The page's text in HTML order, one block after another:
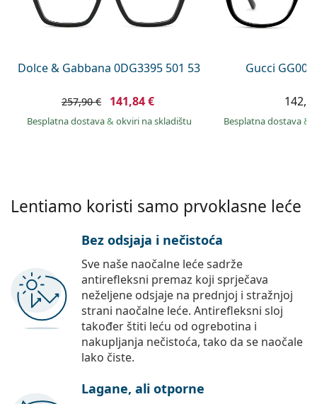
Persol
Sve marke sunčanih naočala
Dolce & Gabbana 0DG3395 501 53
257,90 € 141,84 €
Besplatna dostava& okviri na skladištu
Gucci
Besplatna dostava&
Lentiamo koristi samo prvoklasne leće
Bez odsjaja i nečistoća
Sve naše naočalne leće sadrže
antirefleksni premaz koji sprječava
neželjene odsjaje na prednjoj i stražnjoj
strani naočalne leće. Antirefleksni sloj
također štiti leću od ogrebotina i
nakupljanja nečistoća, tako da se naočale
lako čiste.
Lagane, ali otporne